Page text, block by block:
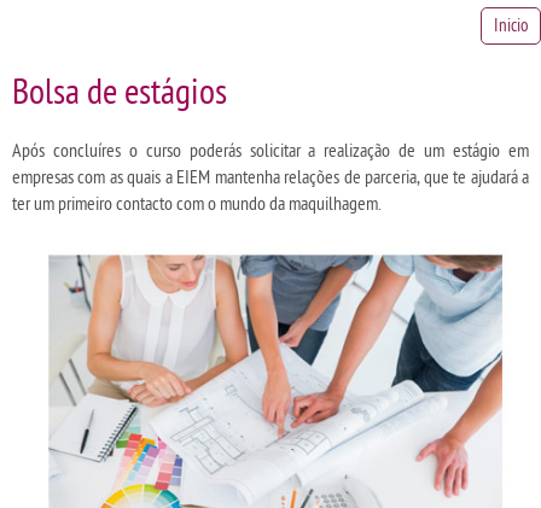
Inicio
Bolsa de estágios
Após concluíres o curso poderás solicitar a realização de um estágio em
empresas com as quais a EIEM mantenha relações de parceria, que te ajudará a
ter um primeiro contacto com o mundo da maquilhagem.